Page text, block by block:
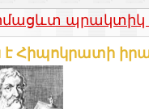
պրակտիկ
է Հիպոկրատի